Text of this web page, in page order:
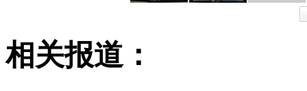
相关报道：